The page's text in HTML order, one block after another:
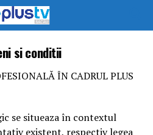
si conditii
ÎN CADRUL PLUS
se situeaza în contextul
existent, respectiv legea